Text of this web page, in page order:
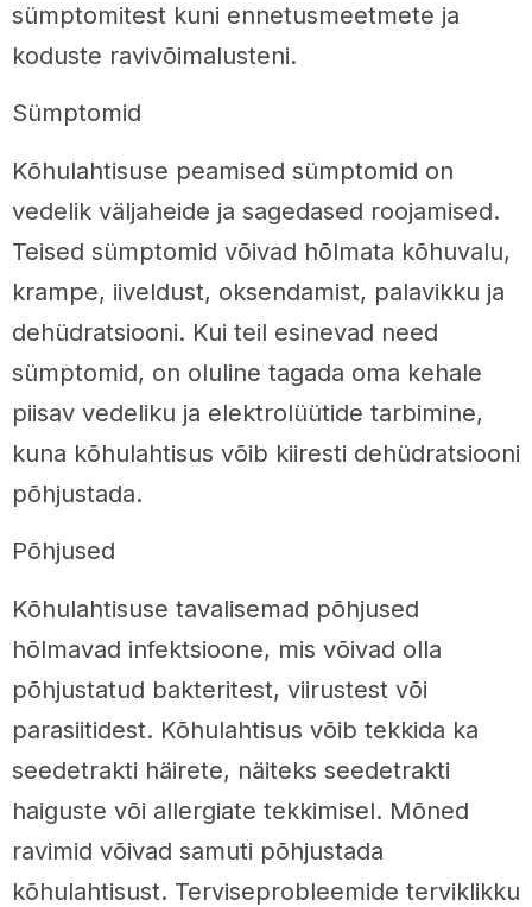
sümptomitest kuni ennetusmeetmete ja
koduste ravivõimalusteni.
Sümptomid
Kõhulahtisuse peamised sümptomid on
vedelik väljaheide ja sagedased roojamised.
Teised sümptomid võivad hõlmata kõhuvalu,
krampe, iiveldust, oksendamist, palavikku ja
dehüdratsiooni. Kui teil esinevad need
sümptomid, on oluline tagada oma kehale
piisav vedeliku ja elektrolüütide tarbimine,
kuna kõhulahtisus võib kiiresti dehüdratsiooni
põhjustada.
Põhjused
Kõhulahtisuse tavalisemad põhjused
hõlmavad infektsioone, mis võivad olla
põhjustatud bakteritest, viirustest või
parasiitidest. Kõhulahtisus võib tekkida ka
seedetrakti häirete, näiteks seedetrakti
haiguste või allergiate tekkimisel. Mõned
ravimid võivad samuti põhjustada
kõhulahtisust. Terviseprobleemide terviklikku